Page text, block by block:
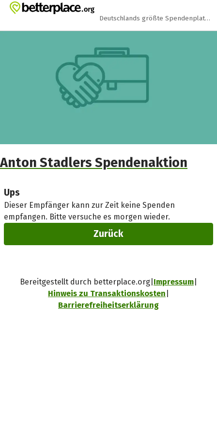
Zum Hauptinhalt springen
Erklärung zur Barrierefreiheit anzeigen
Deutschlands größte Spendenplattform
Anton Stadlers Spendenaktion
Ups
Dieser Empfänger kann zur Zeit keine Spenden
empfangen. Bitte versuche es morgen wieder.
Zurück
Bereitgestellt durch betterplace.org Impressum
Hinweis zu Transaktionskosten
Barrierefreiheitserklärung